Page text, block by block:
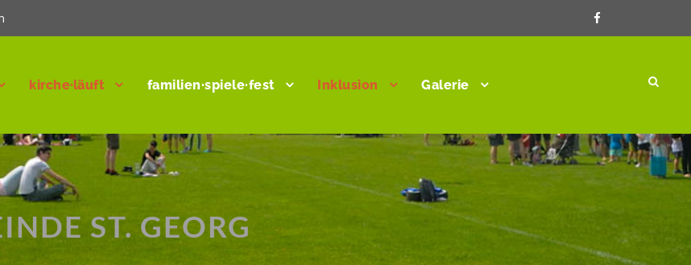
kirche·läuft familien·spiele·fest Inklusion Galerie
ST. GEORG